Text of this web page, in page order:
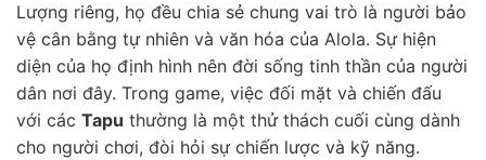
Lượng riêng, họ đều chia sẻ chung vai trò là người bảo
vệ cân bằng tự nhiên và văn hóa của Alola. Sự hiện
diện của họ định hình nên đời sống tinh thần của người
dân nơi đây. Trong game, việc đối mặt và chiến đấu
với các Tapu thường là một thử thách cuối cùng dành
cho người chơi, đòi hỏi sự chiến lược và kỹ năng.